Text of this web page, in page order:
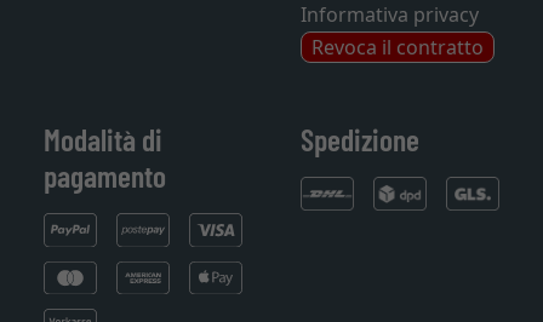
Informativa privacy
Revoca il contratto
Modalità di
pagamento
Spedizione